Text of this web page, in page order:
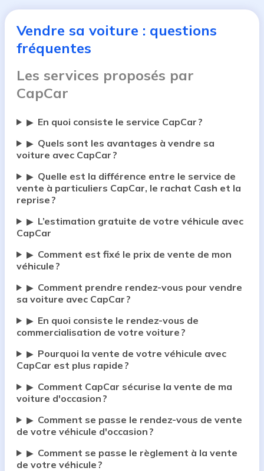
Vendre sa voiture : questions
fréquentes
Les services proposés par
CapCar
▶ En quoi consiste le service CapCar ?
▶ Quels sont les avantages à vendre sa
voiture avec CapCar ?
▶ Quelle est la différence entre le service de
vente à particuliers CapCar, le rachat Cash et la
reprise ?
▶ L’estimation gratuite de votre véhicule avec
CapCar
▶ Comment est fixé le prix de vente de mon
véhicule ?
▶ Comment prendre rendez-vous pour vendre
sa voiture avec CapCar ?
▶ En quoi consiste le rendez-vous de
commercialisation de votre voiture ?
▶ Pourquoi la vente de votre véhicule avec
CapCar est plus rapide ?
▶ Comment CapCar sécurise la vente de ma
voiture d'occasion ?
▶ Comment se passe le rendez-vous de vente
de votre véhicule d'occasion ?
▶ Comment se passe le règlement à la vente
de votre véhicule ?